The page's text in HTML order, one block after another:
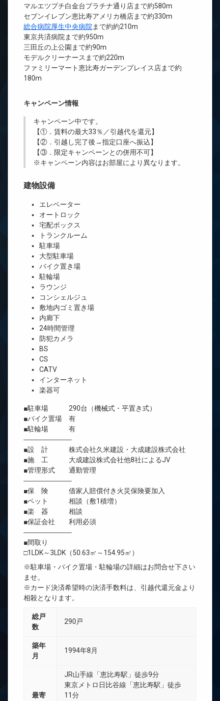
マルエツプチ白金台プラチナ通り店まで約580m
セブンイレブン恵比寿アメリカ橋店まで約330m
総合病院厚生中央病院 まで約約210m
東京共済病院まで約950m
三田丘の上公園まで約90m
モデルクリーナースまで約220m
ファミリーマート恵比寿ガーデンプレイス店まで約
180m
キャンペーン情報
キャンペーン中です。
【①．賃料の最大33％／引越代を還元】
【②．引越し完了後→指定口座へ振込】
【③．限定キャンペーンとの併用不可】
※キャンペーン内容はお部屋により異なります。
建物設備
エレベーター
オートロック
宅配ボックス
トランクルーム
駐車場
大型駐車場
バイク置き場
駐輪場
ラウンジ
コンシェルジュ
敷地内ゴミ置き場
内廊下
24時間管理
防犯カメラ
BS
CS
CATV
インターネット
楽器可
■駐車場 290台（機械式・平置き式）
■バイク置場 有
■駐輪場 有
―――――――
■設 計 株式会社久米建設・大成建設株式会社
■施 工 大成建設株式会社他8社によるJV
■管理形式 通勤管理
―――――――
■保 険 借家人賠償付き火災保険要加入
■ペット 相談（敷1積増）
■楽 器 相談
■保証会社 利用必須
―――――――
■間取り
□1LDK～3LDK（50.63㎡～154.95㎡）
※駐車場・バイク置場・駐輪場の詳細はお問合せ下さい
ませ。
※カード決済希望時の決済手数料は、引越代還元金より
相殺となります。
総戸
数
290戸
築年
月
1994年8月
最寄
JR山手線「恵比寿駅」徒歩9分
東京メトロ日比谷線「恵比寿駅」徒歩
11分